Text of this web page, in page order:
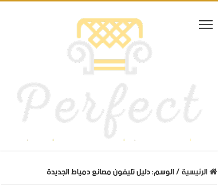
الرئيسية/الوسم:دليل تليفون مصانع دمياط الجديدة